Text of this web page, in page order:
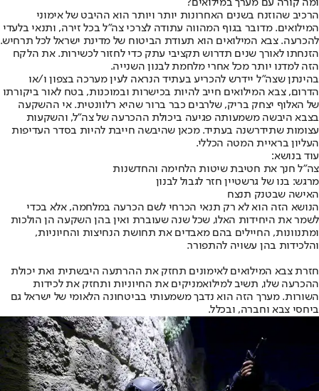
ומה קורה עם מערך במילואים?
הרכיב שהוזנח בשנים האחרונות יותר ויותר הוא ההיבט של אימוני
המילואים. מדובר בגוף המהווה עתודה לצרכי צה"ל בכל זירה, ותנאי בלעדי
להכרעה. צבא המילואים הוא תעודת הביטוח של מדינת ישראל לכל תרחיש.
הזנחתו לאורך שנים תדרוש תקציבי עתק כדי לחזור לכשירות. את הלקח
הזה למדנו יותר מכל אחרי מלחמת לבנון השנייה.
בהינתן שצה"ל יידרש להכריע בעתיד הנראה לעין מערכה בצפון ו/או
הדרום, צבא המילואים חייב להיות בכישרות ובמוכנות, בטח לאור ביקורתו
של האלוף יצחק בריק, שלרבים כבר ברור שהיא רלוונטית. אי ההשקעה
בצבא היבשה משמעותה פגיעה ביכולת ההכרעה של צה"ל, והשקעות
עצומות שתידרשנה בעתיד. מכאן שהיבשה חייבת להיות בסדר העדיפות
העליון בראיית המטה הכללי.
עוד בנושא:
צה"ל חנך את חטיבת שיטות הלחימה והחדשנות
מרגש: בנו של גרשטיין חזר לגבול לבנון
האישה שבטנק תנצח
הנושא הזה הוא לא רק תנאי הכרחי לשם הכרעה במלחמה, אלא בכדי
לשמר את היחידות האלו, שכל שנה שעוברת ואין בהן השקעה הן הולכות
ומתנוונות, החיילים בהם מאבדים את תחושת הנחיצות והחיוניות,
והלכידות בהן עשויה להתפורר.
חזרת צבא המילואים לאימונים תחזק את ההרתעה היבשתית ואת יכולת
ההכרעה שלו, תשיב למילואמניקים את החיוניות ותחזק את לכידות
השורות. מערך הזה הוא נדבך משמעותי בביטחונה הלאומי של ישראל גם
ביחסי צבא וחברה, ובכלל.